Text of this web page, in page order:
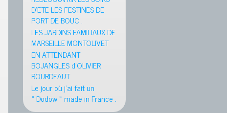
D’ETE LES FESTINES DE
PORT DE BOUC .
LES JARDINS FAMILIAUX DE
MARSEILLE MONTOLIVET
EN ATTENDANT
BOJANGLES d’OLIVIER
BOURDEAUT
Le jour où j’ai fait un
« Dodow » made in France .